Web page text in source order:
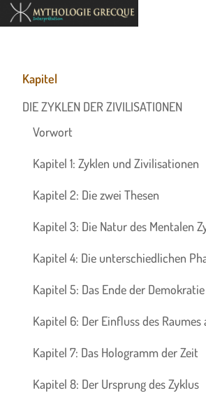
Kapitel
DIE ZYKLEN DER ZIVILISATIONEN
Vorwort
Kapitel 1: Zyklen und Zivilisationen
Kapitel 2: Die zwei Thesen
Kapitel 3: Die Natur des Mentalen
Kapitel 4: Die unterschiedlichen
Kapitel 5: Das Ende der Demokratie
Kapitel 6: Der Einfluss des Raumes
Kapitel 7: Das Hologramm der Zeit
Kapitel 8: Der Ursprung des Zyklus